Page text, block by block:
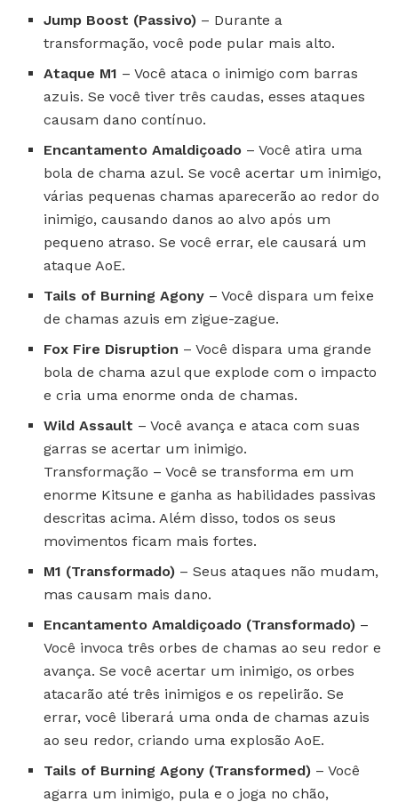
Jump Boost (Passivo) – Durante a
transformação, você pode pular mais alto.
Ataque M1 – Você ataca o inimigo com barras
azuis. Se você tiver três caudas, esses ataques
causam dano contínuo.
Encantamento Amaldiçoado – Você atira uma
bola de chama azul. Se você acertar um inimigo,
várias pequenas chamas aparecerão ao redor do
inimigo, causando danos ao alvo após um
pequeno atraso. Se você errar, ele causará um
ataque AoE.
Tails of Burning Agony – Você dispara um feixe
de chamas azuis em zigue-zague.
Fox Fire Disruption – Você dispara uma grande
bola de chama azul que explode com o impacto
e cria uma enorme onda de chamas.
Wild Assault – Você avança e ataca com suas
garras se acertar um inimigo.
Transformação – Você se transforma em um
enorme Kitsune e ganha as habilidades passivas
descritas acima. Além disso, todos os seus
movimentos ficam mais fortes.
M1 (Transformado) – Seus ataques não mudam,
mas causam mais dano.
Encantamento Amaldiçoado (Transformado) –
Você invoca três orbes de chamas ao seu redor e
avança. Se você acertar um inimigo, os orbes
atacarão até três inimigos e os repelirão. Se
errar, você liberará uma onda de chamas azuis
ao seu redor, criando uma explosão AoE.
Tails of Burning Agony (Transformed) – Você
agarra um inimigo, pula e o joga no chão,